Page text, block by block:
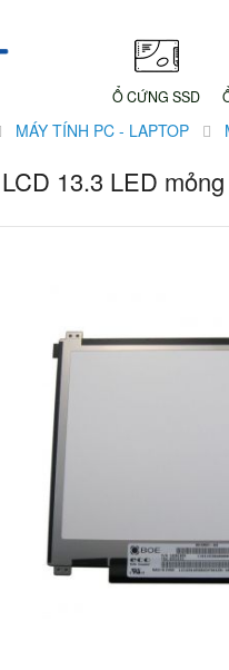
Ổ CỨNG SSD
MÁY TÍNH PC - LAPTOP
13.3 LED